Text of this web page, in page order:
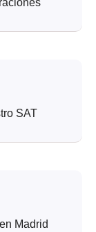
SAT
Madrid